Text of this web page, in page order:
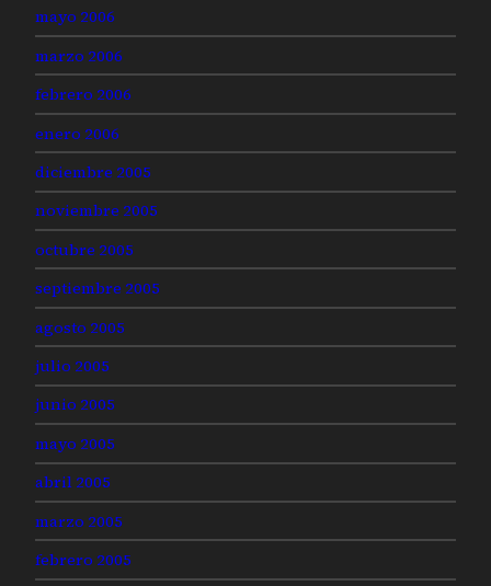
mayo 2006
marzo 2006
febrero 2006
enero 2006
diciembre 2005
noviembre 2005
octubre 2005
septiembre 2005
agosto 2005
julio 2005
junio 2005
mayo 2005
abril 2005
marzo 2005
febrero 2005